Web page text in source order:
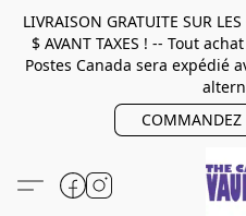
LIVRAISON GRATUITE SUR
$ AVANT TAXES ! -- Tout
Postes Canada sera expédié